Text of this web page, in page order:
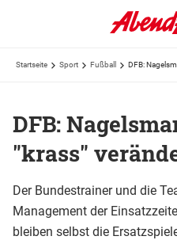
Startseite Sport Fußball DFB:
DFB:
"krass"
Der Bundestrainer und die
Management der
bleiben selbst die